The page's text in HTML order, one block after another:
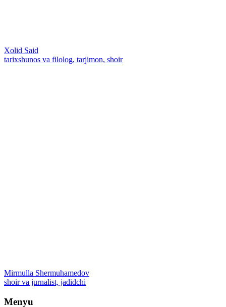
Xolid Said
tarixshunos va filolog, tarjimon, shoir
Mirmulla Shermuhamedov
shoir va jurnalist, jadidchi
Menyu